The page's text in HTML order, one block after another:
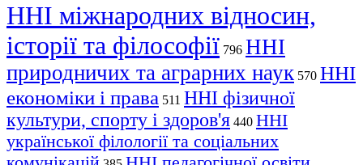
ННІ міжнародних відносин,
історії та філософії 796 ННІ
природничих та аграрних наук 570 ННІ
економіки і права 511 ННІ фізичної
культури, спорту і здоров'я 440 ННІ
української філології та соціальних